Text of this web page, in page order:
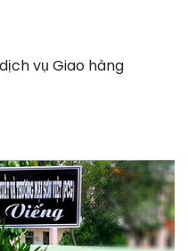
vụ Giao hàng